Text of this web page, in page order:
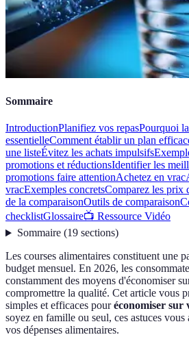
Sommaire
IntroductionPlanifiez vos repasPourquoi
essentielleComment établir un plan
une listeÉvitez les achats impulsifs
promotions et réductionsIdentifier les
promotions faire attentionAchetez en vrac
vracExemples concretsComparez les prix
de la comparaisonOutils de comparaison
checklistGlossaire📺 Ressource Vidéo
Sommaire(19 sections)
Les courses alimentaires constituent une
budget mensuel. En 2026, les
constamment des moyens d'économiser
compromettre la qualité. Cet article vous
simples et efficaces pouréconomiser sur
soyez en famille ou seul, ces astuces
vos dépenses alimentaires.